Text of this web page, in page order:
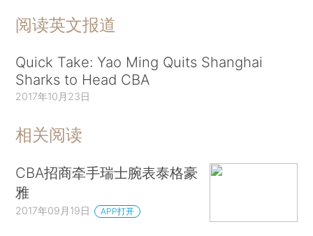
阅读英文报道
Quick Take: Yao Ming Quits Shanghai
Sharks to Head CBA
2017年10月23日
相关阅读
CBA招商牵手瑞士腕表泰格豪
雅
2017年09月19日 APP打开